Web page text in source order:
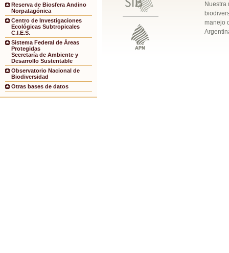
Reserva de Biosfera Andino
Norpatagónica
Centro de Investigaciones
Ecológicas Subtropicales
C.I.E.S.
Sistema Federal de Áreas
Protegidas
Secretaría de Ambiente y
Desarrollo Sustentable
Observatorio Nacional de
Biodiversidad
Otras bases de datos
Nuestra
manejo